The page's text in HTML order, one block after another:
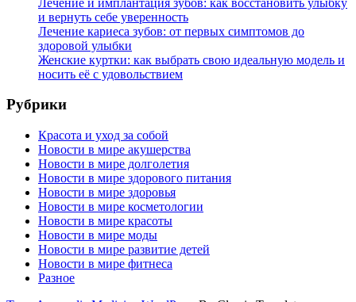
и вернуть себе уверенность
Лечение кариеса зубов: от первых симптомов до
здоровой улыбки
Женские куртки: как выбрать свою идеальную модель и
носить её с удовольствием
Рубрики
Красота и уход за собой
Новости в мире акушерства
Новости в мире долголетия
Новости в мире здорового питания
Новости в мире здоровья
Новости в мире косметологии
Новости в мире красоты
Новости в мире моды
Новости в мире развитие детей
Новости в мире фитнеса
Разное